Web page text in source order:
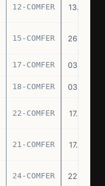
12-COMFER 13.05.76
15-COMFER 26.05.76
17-COMFER 03.06.76
18-COMFER 03.06.76
22-COMFER 17.06.76
21-COMFER 17.06.76
24-COMFER 22.06.76